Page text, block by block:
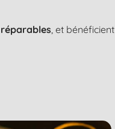
, et bénéficient